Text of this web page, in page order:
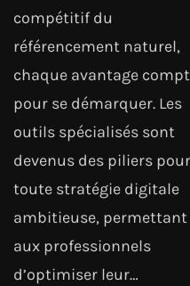
compétitif du
référencement naturel,
chaque avantage
pour se démarquer. Les
outils spécialisés sont
devenus des piliers pour
toute stratégie digitale
ambitieuse, permettant
aux professionnels
d’optimiser leur…